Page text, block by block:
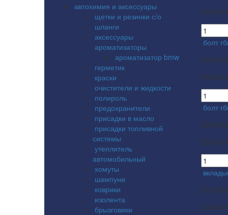
автохимия и аксессуары
щетки и резинки с/о
шланги
аксессуары
ароматизаторы
ароматизатор bmw
герметик
краски
очистители и жидкости
полироль
предохранители
присадки в масло
присадки топливной
системы
утеплитель
автомобильный
хомуты
шампуни
коврики
изолента
брызговики
200.00
болт
450.00
болт
550.00